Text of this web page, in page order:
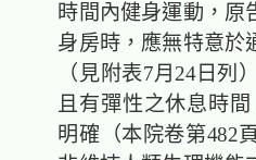
時間內健身運動，原
身房時，應無特意於
（見附表7月24日
且有彈性之休息時
明確（本院卷第482